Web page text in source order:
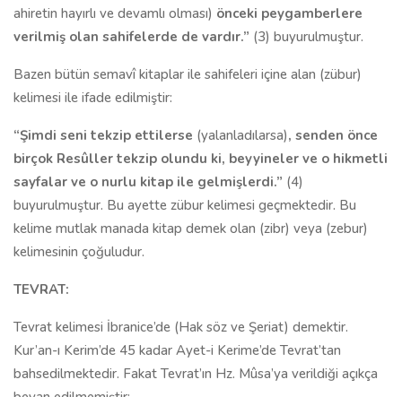
ahiretin hayırlı ve devamlı olması) önceki peygamberlere
verilmiş olan sahifelerde de vardır.” (3) buyurulmuştur.
Bazen bütün semavî kitaplar ile sahifeleri içine alan (zübur)
kelimesi ile ifade edilmiştir:
“Şimdi seni tekzip ettilerse (yalanladılarsa), senden önce
birçok Resûller tekzip olundu ki, beyyineler ve o hikmetli
sayfalar ve o nurlu kitap ile gelmişlerdi.” (4)
buyurulmuştur. Bu ayette zübur kelimesi geçmektedir. Bu
kelime mutlak manada kitap demek olan (zibr) veya (zebur)
kelimesinin çoğuludur.
TEVRAT:
Tevrat kelimesi İbranice’de (Hak söz ve Şeriat) demektir.
Kur’an-ı Kerim’de 45 kadar Ayet-i Kerime’de Tevrat’tan
bahsedilmektedir. Fakat Tevrat’ın Hz. Mûsa’ya verildiği açıkça